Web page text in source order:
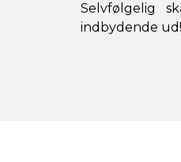
Selvfølgelig
indbydende ud!